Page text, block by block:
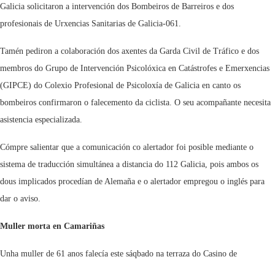
Galicia solicitaron a intervención dos Bombeiros de Barreiros e dos
profesionais de Urxencias Sanitarias de Galicia-061.
Tamén pediron a colaboración dos axentes da Garda Civil de Tráfico e dos
membros do Grupo de Intervención Psicolóxica en Catástrofes e Emerxencias
(GIPCE) do Colexio Profesional de Psicoloxía de Galicia en canto os
bombeiros confirmaron o falecemento da ciclista. O seu acompañante necesita
asistencia especializada.
Cómpre salientar que a comunicación co alertador foi posible mediante o
sistema de traducción simultánea a distancia do 112 Galicia, pois ambos os
dous implicados procedían de Alemaña e o alertador empregou o inglés para
dar o aviso.
Muller morta en Camariñas
Unha muller de 61 anos falecía este sáqbado na terraza do Casino de